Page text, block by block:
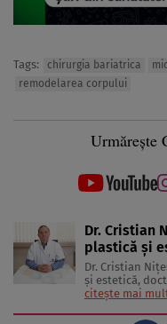
Tags: chirurgia bariatrica
remodelarea corpului
Urmărește
Dr. Cristian
plastică și
Dr. Cristian
și estetică,
activitatea în
citește mai